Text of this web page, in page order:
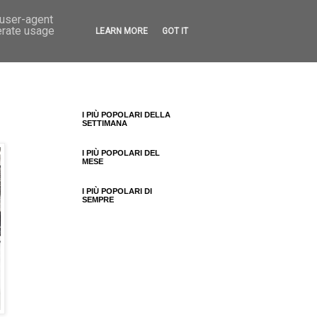
I PIÙ POPOLARI DELLA
SETTIMANA
I PIÙ POPOLARI DEL
MESE
I PIÙ POPOLARI DI
SEMPRE
agent
usage
LEARN MORE GOT IT